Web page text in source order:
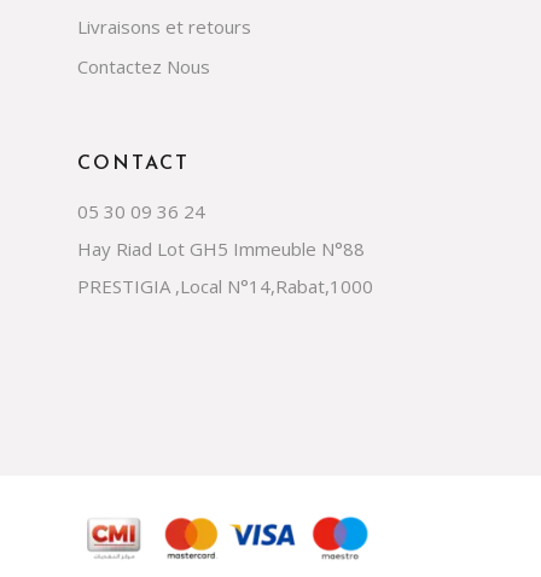
CONTACT
05 30 09 36 24
Hay Riad Lot GH5 Immeuble N°88
PRESTIGIA ,Local N°14,Rabat,1000
Livraisons et retours
Contactez Nous